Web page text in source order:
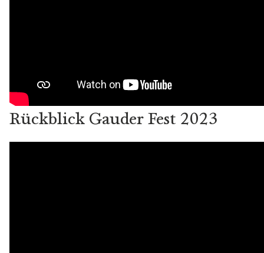
Rückblick Gauder Fest 2023